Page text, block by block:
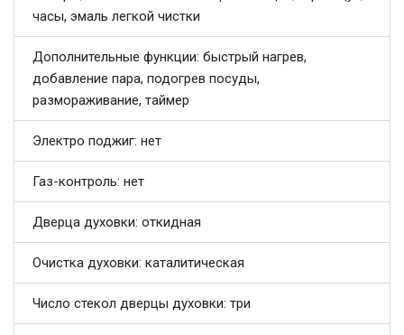
часы, эмаль легкой чистки
Дополнительные функции: быстрый нагрев,
добавление пара, подогрев посуды,
размораживание, таймер
Электро поджиг: нет
Газ-контроль: нет
Дверца духовки: откидная
Очистка духовки: каталитическая
Число стекол дверцы духовки: три